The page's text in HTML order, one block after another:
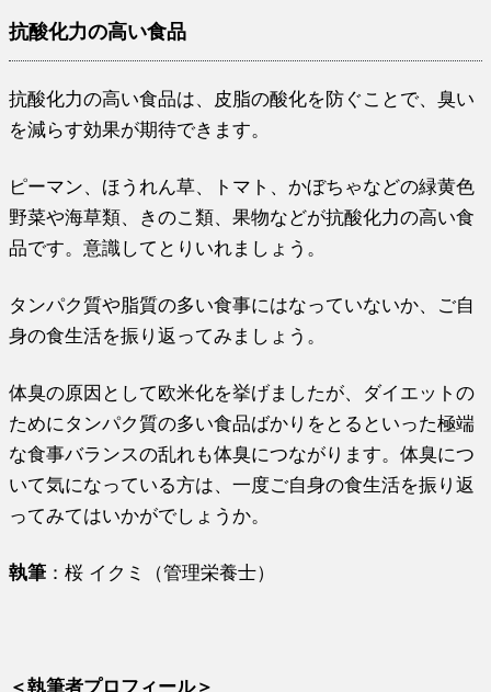
抗酸化力の高い食品
抗酸化力の高い食品は、皮脂の酸化を防ぐことで、臭い
を減らす効果が期待できます。
ピーマン、ほうれん草、トマト、かぼちゃなどの緑黄色
野菜や海草類、きのこ類、果物などが抗酸化力の高い食
品です。意識してとりいれましょう。
タンパク質や脂質の多い食事にはなっていないか、ご自
身の食生活を振り返ってみましょう。
体臭の原因として欧米化を挙げましたが、ダイエットの
ためにタンパク質の多い食品ばかりをとるといった極端
な食事バランスの乱れも体臭につながります。体臭につ
いて気になっている方は、一度ご自身の食生活を振り返
ってみてはいかがでしょうか。
執筆 ：桜 イクミ（管理栄養士）
＜執筆者プロフィール＞